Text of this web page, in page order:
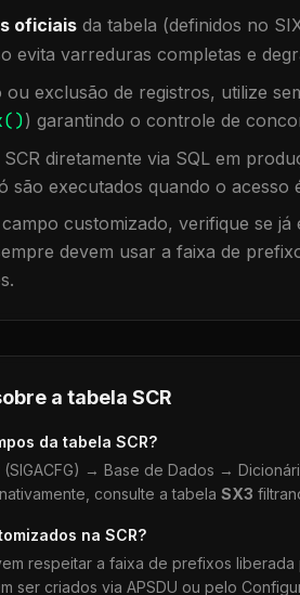
oficiais da tabela (definidos no
evita varreduras completas e
exclusão de registros, utilize
) garantindo o controle de
SCR diretamente via SQL em
são executados quando o acesso
customizado, verifique se
devem usar a faixa de
a tabela SCR
da tabela SCR?
→ Base de Dados →
consulte a tabela SX3
na SCR?
respeitar a faixa de prefixos
ser criados via APSDU ou pelo